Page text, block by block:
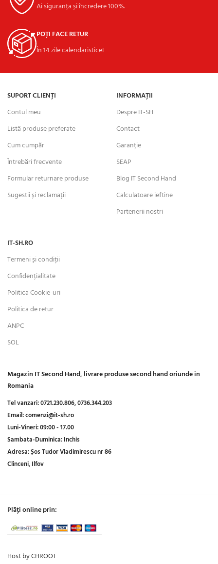
Ai siguranța și încredere 100%.
POȚI FACE RETUR
În 14 zile calendaristice!
SUPORT CLIENȚI
Contul meu
Listă produse preferate
Cum cumpăr
Întrebări frecvente
Formular returnare produse
Sugestii și reclamații
INFORMAȚII
Despre IT-SH
Contact
Garanție
SEAP
Blog IT Second Hand
Calculatoare ieftine
Partenerii nostri
IT-SH.RO
Termeni și condiții
Confidențialitate
Politica Cookie-uri
Politica de retur
ANPC
SOL
Magazin IT Second Hand, livrare produse second hand oriunde in
Romania
Tel vanzari:0721.230.806,0736.344.203
Email:comenzi@it-sh.ro
Luni-Vineri:09:00 - 17.00
Sambata-Duminica:Inchis
Adresa:Șos Tudor Vladimirescu nr 86
Clinceni, Ilfov
Plăți online prin:
Host by CHROOT